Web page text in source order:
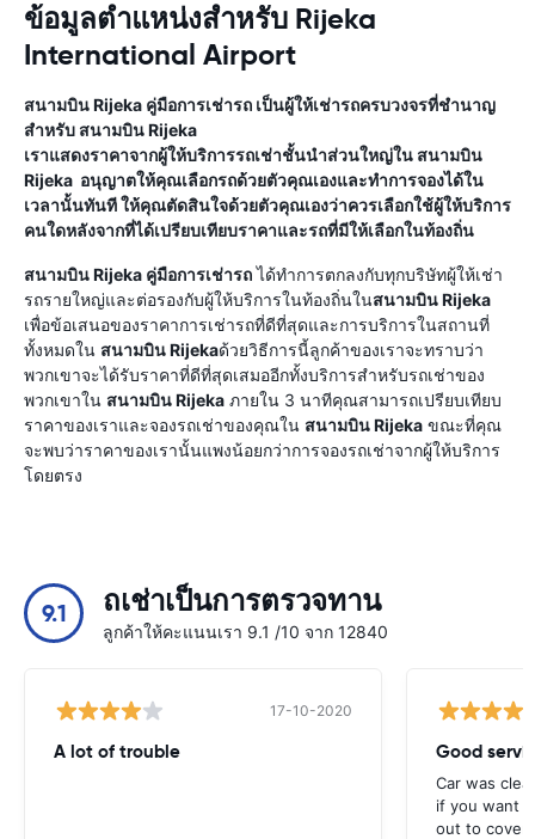
ข้อมูลตำแหน่งสำหรับ Rijeka
International Airport
สนามบิน Rijeka คู่มือการเช่ารถ เป็นผู้ให้เช่ารถครบวงจรที่ชำนาญ
สำหรับ สนามบิน Rijeka
เราแสดงราคาจากผู้ให้บริการรถเช่าชั้นนำส่วนใหญ่ใน สนามบิน
Rijeka อนุญาตให้คุณเลือกรถด้วยตัวคุณเองและทำการจองได้ใน
เวลานั้นทันที ให้คุณตัดสินใจด้วยตัวคุณเองว่าควรเลือกใช้ผู้ให้บริการ
คนใดหลังจากที่ได้เปรียบเทียบราคาและรถที่มีให้เลือกในท้องถิ่น
สนามบิน Rijeka คู่มือการเช่ารถได้ทำการตกลงกับทุกบริษัทผู้ให้เช่า
รถรายใหญ่และต่อรองกับผู้ให้บริการในท้องถิ่นในสนามบิน Rijeka
เพื่อข้อเสนอของราคาการเช่ารถที่ดีที่สุดและการบริการในสถานที่
ทั้งหมดใน สนามบิน Rijekaด้วยวิธีการนี้ลูกค้าของเราจะทราบว่า
พวกเขาจะได้รับราคาที่ดีที่สุดเสมออีกทั้งบริการสำหรับรถเช่าของ
พวกเขาใน สนามบิน Rijeka ภายใน 3 นาทีคุณสามารถเปรียบเทียบ
ราคาของเราและจองรถเช่าของคุณใน สนามบิน Rijeka ขณะที่คุณ
จะพบว่าราคาของเรานั้นแพงน้อยกว่าการจองรถเช่าจากผู้ให้บริการ
โดยตรง
9.1 ถเช่าเป็นการตรวจทาน
ลูกค้าให้คะแนนเรา 9.1 /10 จาก 12840
17-10-2020
A lot of trouble Good
Car was
if you want
out to cover